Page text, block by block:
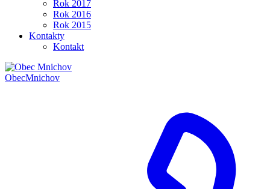
Rok 2017
Rok 2016
Rok 2015
Kontakty
Kontakt
ObecMnichov